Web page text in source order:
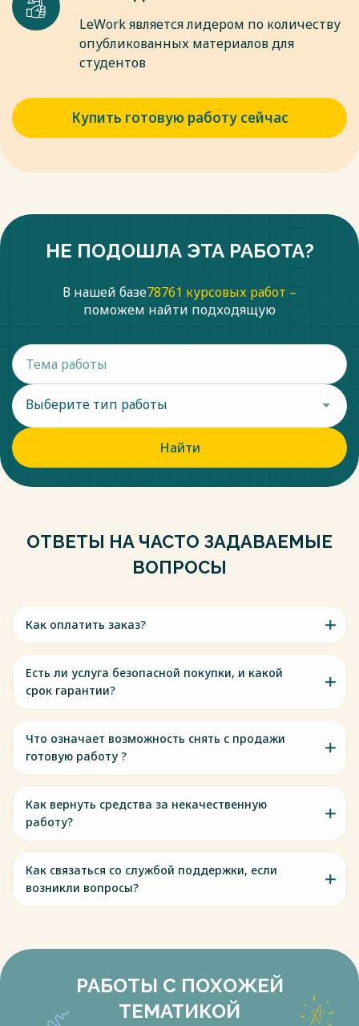
LeWork является лидером по количеству
опубликованных материалов для
студентов
Купить готовую работу сейчас
НЕ ПОДОШЛА ЭТА РАБОТА?
В нашей базе78761 курсовых работ –
поможем найти подходящую
Выберите тип работы
Найти
ОТВЕТЫ НА ЧАСТО ЗАДАВАЕМЫЕ
ВОПРОСЫ
Как оплатить заказ?
Есть ли услуга безопасной покупки, и какой
срок гарантии?
Что означает возможность снять с продажи
готовую работу ?
Как вернуть средства за некачественную
работу?
Как связаться со службой поддержки, если
возникли вопросы?
РАБОТЫ С ПОХОЖЕЙ
ТЕМАТИКОЙ